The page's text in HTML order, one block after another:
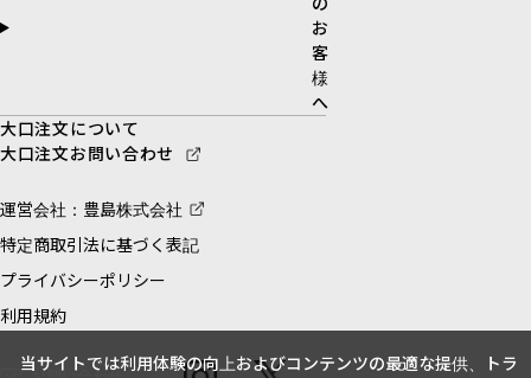
お
客
様
へ
大口注文について
大口注文お問い合わせ
運営会社：豊島株式会社
特定商取引法に基づく表記
プライバシーポリシー
利用規約
当サイトでは利用体験の向上およびコンテンツの最適な提供、トラ